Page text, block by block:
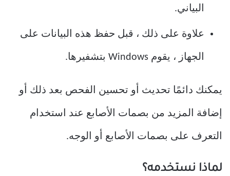
البياني.
علاوة على ذلك ، قبل حفظ هذه البيانات على
الجهاز ، يقوم Windows بتشفيرها.
يمكنك دائمًا تحديث أو تحسين الفحص بعد ذلك أو
إضافة المزيد من بصمات الأصابع عند استخدام
التعرف على بصمات الأصابع أو الوجه.
لماذا نستخدمه؟